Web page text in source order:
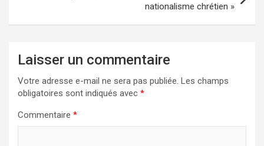
nationalisme chrétien »
Laisser un commentaire
Votre adresse e-mail ne sera pas publiée. Les champs
obligatoires sont indiqués avec *
Commentaire *